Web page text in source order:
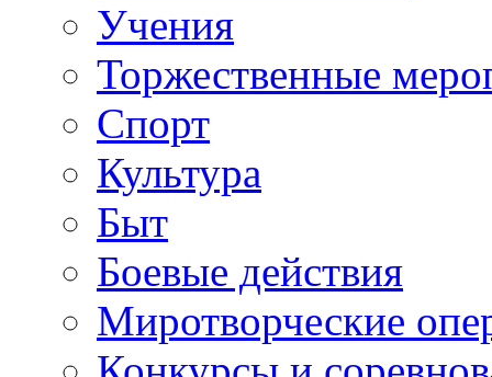
Учения
Торжественные
Спорт
Культура
Быт
Боевые действия
Миротворческие